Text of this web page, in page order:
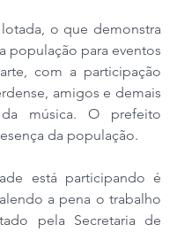
o que demonstra
população para eventos
com a participação
amigos e demais
da música. O prefeito
da população.
está participando é
a pena o trabalho
pela Secretaria de